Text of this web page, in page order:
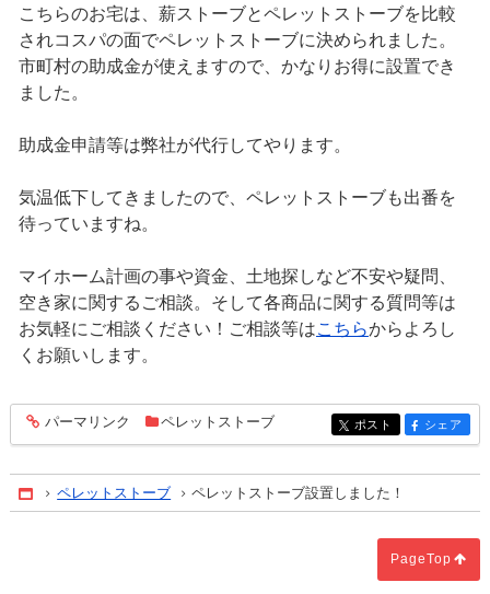
こちらのお宅は、薪ストーブとペレットストーブを比較
されコスパの面でペレットストーブに決められました。
市町村の助成金が使えますので、かなりお得に設置でき
ました。
助成金申請等は弊社が代行してやります。
気温低下してきましたので、ペレットストーブも出番を
待っていますね。
マイホーム計画の事や資金、土地探しなど不安や疑問、
空き家に関するご相談。そして各商品に関する質問等は
お気軽にご相談ください！ご相談等はこちらからよろし
くお願いします。
entry1786
パーマリンク ペレットストーブ entry1786
ポスト entry1786
シェア
Home
ペレットストーブ ペレットストーブ設置しました！
PageTop